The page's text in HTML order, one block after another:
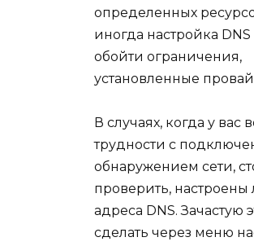
определенных
иногда настройка
обойти ограничения,
установленные
В случаях, когда у вас
трудности с
обнаружением сети,
проверить, настроены
адреса DNS. Зачастую
сделать через меню